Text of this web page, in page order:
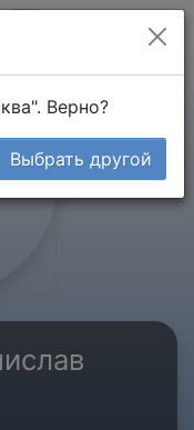
Верно?
Выбрать другой